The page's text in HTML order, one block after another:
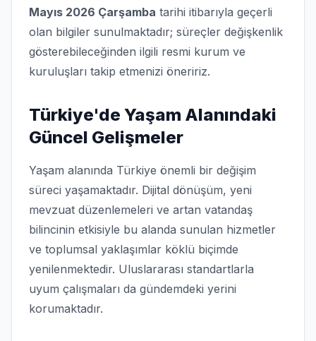
Mayıs 2026 Çarşamba tarihi itibarıyla geçerli
olan bilgiler sunulmaktadır; süreçler değişkenlik
gösterebileceğinden ilgili resmi kurum ve
kuruluşları takip etmenizi öneririz.
Türkiye'de Yaşam Alanındaki
Güncel Gelişmeler
Yaşam alanında Türkiye önemli bir değişim
süreci yaşamaktadır. Dijital dönüşüm, yeni
mevzuat düzenlemeleri ve artan vatandaş
bilincinin etkisiyle bu alanda sunulan hizmetler
ve toplumsal yaklaşımlar köklü biçimde
yenilenmektedir. Uluslararası standartlarla
uyum çalışmaları da gündemdeki yerini
korumaktadır.